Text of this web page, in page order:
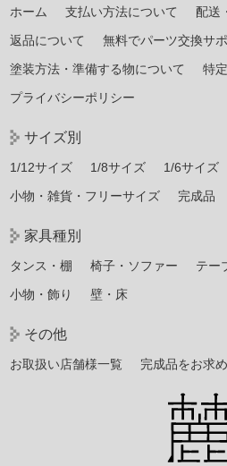
ホーム 支払い方法について
配送
返品について
無料でパーツ交換サ
塗装方法・準備する物について
特
プライバシーポリシー
サイズ別
1/12サイズ 1/8サイズ
1/6サイズ
小物・雑貨・フリーサイズ
完成品
家具種別
タンス・棚 椅子・ソファー テー
小物・飾り
壁・床
その他
お取扱い店舗様一覧 完成品をお求